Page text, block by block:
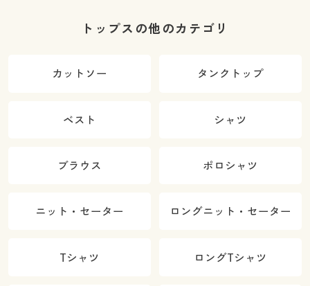
トップスの他のカテゴリ
カットソー タンクトップ
ベスト シャツ
ブラウス ポロシャツ
ニット・セーター ロングニット・セーター
Tシャツ ロングTシャツ